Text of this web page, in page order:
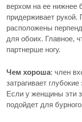
верхом на ее нижнее
придерживает рукой.
расположены
для обоих. Главное,
партнерше ногу.
Чем хороша: член
затрагивает
Если у женщины эти
подойдет для